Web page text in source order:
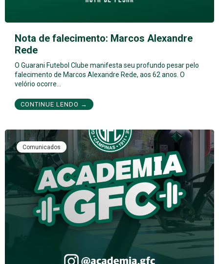
Nota de falecimento: Marcos Alexandre
Rede
O Guarani Futebol Clube manifesta seu profundo pesar pelo
falecimento de Marcos Alexandre Rede, aos 62 anos. O
velório ocorre…
CONTINUE LENDO →
Comunicados